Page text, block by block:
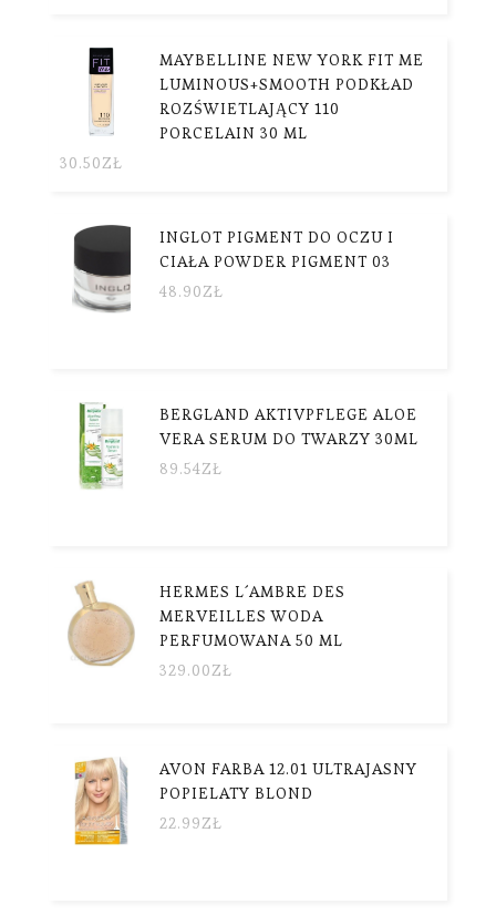
MAYBELLINE NEW YORK FIT ME
LUMINOUS+SMOOTH PODKŁAD
ROZŚWIETLAJĄCY 110
PORCELAIN 30 ML
30.50ZŁ
INGLOT PIGMENT DO OCZU I
CIAŁA POWDER PIGMENT 03
48.90ZŁ
BERGLAND AKTIVPFLEGE ALOE
VERA SERUM DO TWARZY 30ML
89.54ZŁ
HERMES L´AMBRE DES
MERVEILLES WODA
PERFUMOWANA 50 ML
329.00ZŁ
AVON FARBA 12.01 ULTRAJASNY
POPIELATY BLOND
22.99ZŁ